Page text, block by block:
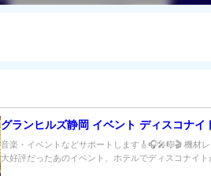
グランヒルズ静岡 イベント ディスコナイ
音楽・イベントなどサポートします🎸🎧🎤🎼🎬 機材
大好評だったあのイベント、ホテルでディスコナイト